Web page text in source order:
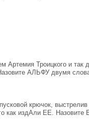
Артемия Троицкого и так
АЛЬФУ двумя
крючок, выстрелив
как издАли ЕЕ. Назовите